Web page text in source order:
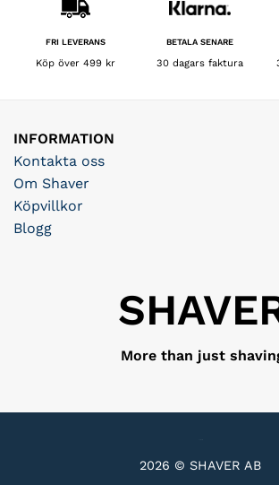
FRI LEVERANS
Köp över 499 kr
BETALA SENARE
30 dagars faktura
INFORMATION
Kontakta oss
Om Shaver
Köpvillkor
Blogg
More than just
2026 © SHAVER AB